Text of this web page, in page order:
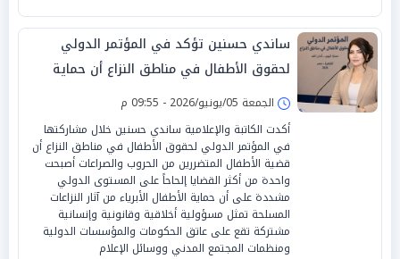
ساندي حسنين تؤكد في المؤتمر الدولي
لحقوق الأطفال في مناطق النزاع أن حماية
الطفولة مسؤولية إنسانية عالمية
الجمعة 05/يونيو/2026 - 09:55 م
أكدت الكاتبة والإعلامية ساندي حسنين خلال مشاركتها
في المؤتمر الدولي لحقوق الأطفال في مناطق النزاع أن
قضية الأطفال المتضررين من الحروب والصراعات أصبحت
واحدة من أكثر القضايا إلحاحاً على المستوى الدولي
مشددة على أن حماية الأطفال الأبرياء من آثار النزاعات
المسلحة تمثل مسؤولية أخلاقية وقانونية وإنسانية
مشتركة تقع على عاتق الحكومات والمؤسسات الدولية
ومنظمات المجتمع المدني ووسائل الإعلام